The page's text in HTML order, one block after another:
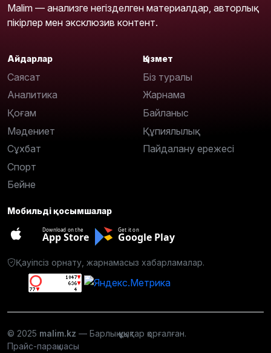
Malim — анализге негізделген материалдар, авторлық
пікірлер мен эксклюзив контент.
Айдарлар
Саясат
Аналитика
Қоғам
Мәдениет
Сұхбат
Спорт
Бейне
Қызмет
Біз туралы
Жарнама
Байланыс
Құпиялылық
Пайдалану ережесі
Мобильді қосымшалар
Download on the
App Store
Get it on
Google Play
Қауіпсіз орнату, жарнамасыз хабарламалар.
© 2025 malim.kz — Барлық құқықтар қорғалған.
Прайс-парақшасы